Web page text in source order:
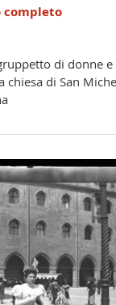
completo
di donne
chiesa di San